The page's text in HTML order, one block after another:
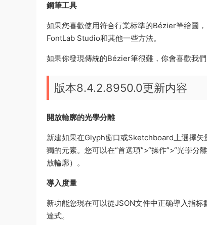
鋼筆工具
如果您喜歡使用符合行業标準的Bézier筆繪圖
FontLab Studio和其他一些方法。
如果你發現傳統的Bézier筆很難，你會喜歡我們
版本8.4.2.8950.0更新内容
開放輪廓的光學分離
新建如果在Glyph窗口或Sketchboard上選擇矢
獨的元素。您可以在“首選項”>“操作”>“光學
放輪廓）。
導入度量
新功能您現在可以從JSON文件中正确導入指
達式。